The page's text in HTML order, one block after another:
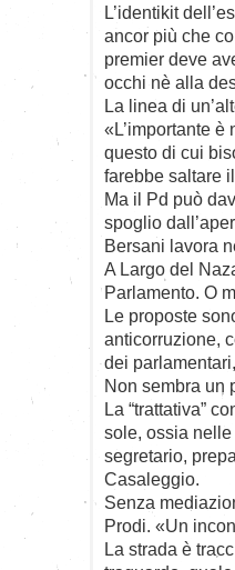
L’identikit
ancor più che
premier deve
occhi nè alla
La linea di
«L’importante
questo di cui
farebbe saltare
Ma il Pd può
spoglio
Bersani lavora
A Largo del
Parlamento. O
Le proposte
anticorruzione,
dei
Non sembra un
La “trattativa”
sole, ossia
segretario,
Casaleggio.
Senza
Prodi. «Un
La strada è